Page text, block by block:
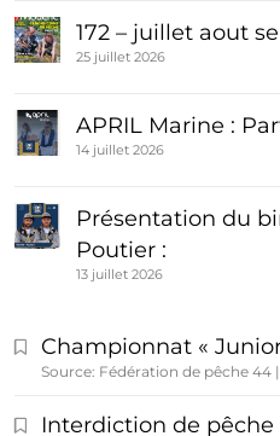
172 – juillet aout
25 juillet 2026
APRIL Marine :
14 juillet 2026
Présentation du
Poutier :
13 juillet 2026
Championnat «
Source: Fédération de pêche 44
Interdiction de pêche